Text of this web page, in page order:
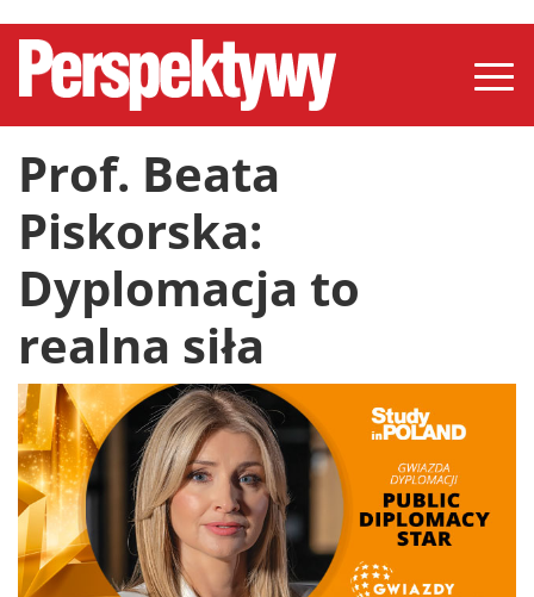
Prof. Beata
Piskorska:
Dyplomacja to
realna siła